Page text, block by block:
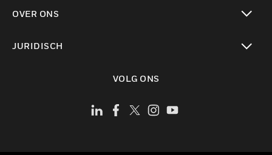
OVER ONS
JURIDISCH
VOLG ONS